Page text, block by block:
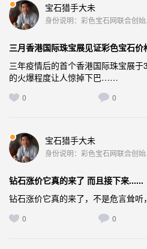
宝石猎手大未
身份说明：彩色宝石网联合创
三月香港国际珠宝展见证彩色宝石价
三年疫情后的首个香港国际珠宝展
的火爆程度让人惊掉下巴……
0 0
宝石猎手大未
身份说明：彩色宝石网联合创
钻石涨价它真的来了 而且接下来......
钻石涨价它真的来了，不是危言耸听
0 0